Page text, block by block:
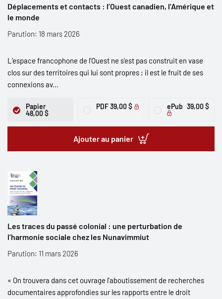
Déplacements et contacts : l’Ouest canadien, l’Amérique et
le monde
Parution: 18 mars 2026
L’espace francophone de l’Ouest ne s’est pas construit en vase
clos sur des territoires qui lui sont propres ; il est le fruit de ses
connexions av...
Papier
48,00 $
PDF 39,00 $ ePub 39,00 $
Ajouter au panier
Les traces du passé colonial : une perturbation de
l’harmonie sociale chez les Nunavimmiut
Parution: 11 mars 2026
« On trouvera dans cet ouvrage l’aboutissement de recherches
documentaires approfondies sur les rapports entre le droit